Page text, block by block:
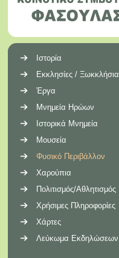
Ιστορία
Εκκλησίες / Ξωκκλήσια
Έργα
Μνημεία Ηρώων
Ιστορικά Μνημεία
Μουσεία
Φυσικό Περιβάλλον
Χαρούπια
Πολιτισμός/Αθλητισμός
Χρήσιμες Πληροφορίες
Χάρτες
Λεύκωμα Εκδηλώσεων